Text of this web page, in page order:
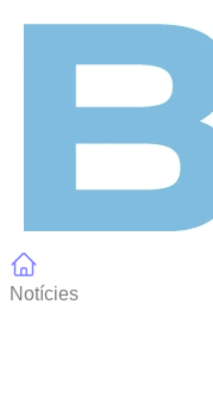
Notícies